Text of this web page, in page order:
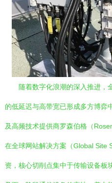
随着数字化浪潮的深入推进，
的低延迟与高带宽已形成多方博弈
及高频技术提供商罗森伯格（
在全球网站解决方案（Global Site
资，核心切削点集中于传输设备板